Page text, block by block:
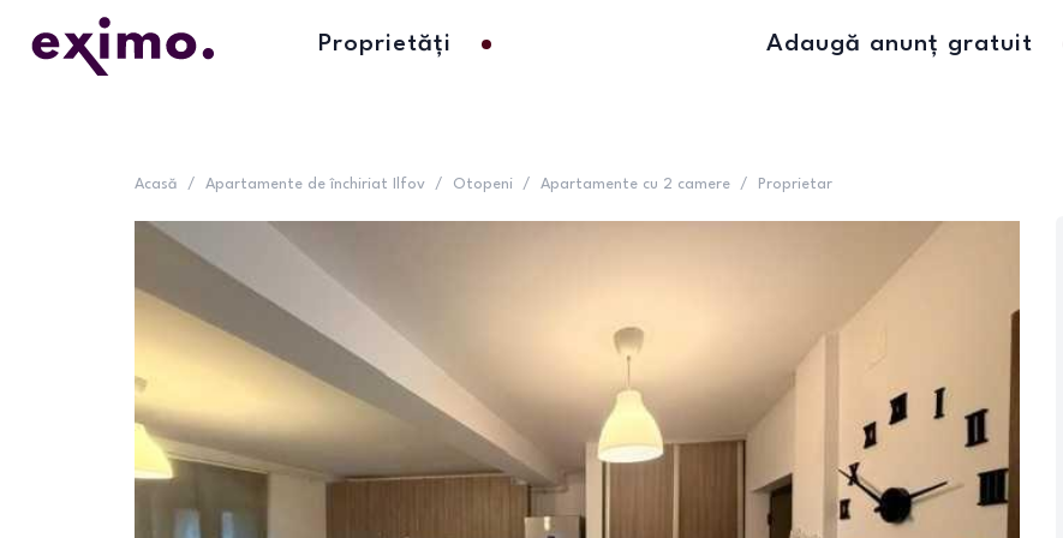
Proprietăți Adaugă anunț gratuit
Acasă / Apartamente de închiriat Ilfov / Otopeni / Apartamente cu 2 camere / Proprietar